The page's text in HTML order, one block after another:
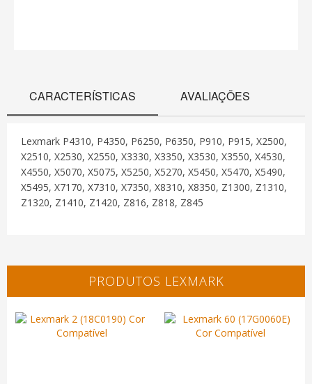
CARACTERÍSTICAS AVALIAÇÕES
Lexmark P4310, P4350, P6250, P6350, P910, P915, X2500,
X2510, X2530, X2550, X3330, X3350, X3530, X3550, X4530,
X4550, X5070, X5075, X5250, X5270, X5450, X5470, X5490,
X5495, X7170, X7310, X7350, X8310, X8350, Z1300, Z1310,
Z1320, Z1410, Z1420, Z816, Z818, Z845
PRODUTOS LEXMARK